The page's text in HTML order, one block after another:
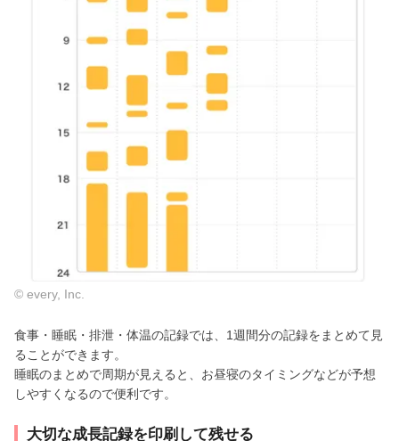
© every, Inc.
食事・睡眠・排泄・体温の記録では、1週間分の記録をまとめて見
ることができます。
睡眠のまとめで周期が見えると、お昼寝のタイミングなどが予想
しやすくなるので便利です。
大切な成長記録を印刷して残せる